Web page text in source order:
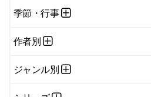
季節・行事
作者別
ジャンル別